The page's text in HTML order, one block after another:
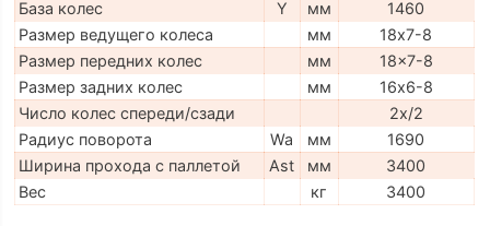
База колес
Y мм
1460
Размер ведущего колеса
мм
18х7-8
Размер передних колес
мм
18x7-8
Размер задних колес
мм
16х6-8
Число колес спереди/сзади
2x/2
Радиус поворота
Wa мм
1690
Ширина прохода с паллетой
Ast мм
3400
Вес
кг 3400